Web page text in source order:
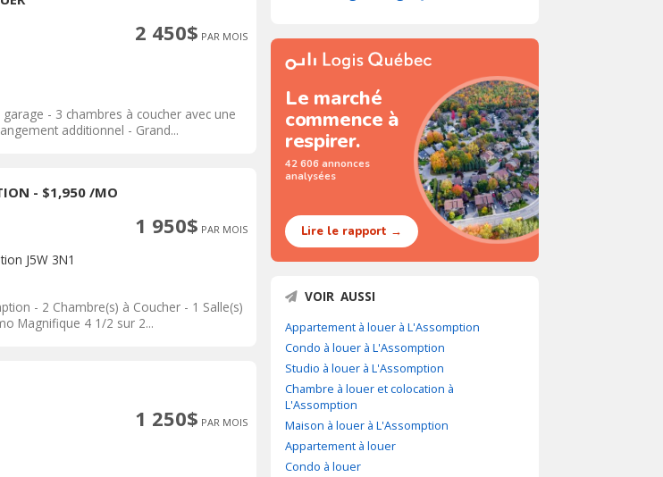
2 450$ PAR MOIS
- 3 chambres à coucher avec une
additionnel - Grand...
- $1,950 /MO
1 950$ PAR MOIS
J5W 3N1
- 2 Chambre(s) à Coucher - 1 Salle(s)
Magnifique 4 1/2 sur 2...
1 250$ PAR MOIS
Le marché
commence à
respirer.
42 606 annonces
analysées
Lire le rapport →
VOIR AUSSI
Appartement à louer à L'Assomption
Condo à louer à L'Assomption
Studio à louer à L'Assomption
Chambre à louer et colocation à
L'Assomption
Maison à louer à L'Assomption
Appartement à louer
Condo à louer